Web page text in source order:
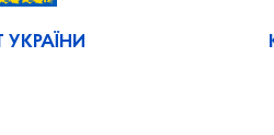
УКРАЇНИ